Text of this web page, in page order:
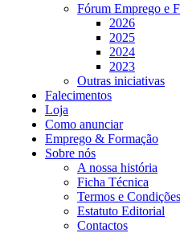
Fórum Emprego e
2026
2025
2024
2023
Outras iniciativas
Falecimentos
Loja
Como anunciar
Emprego & Formação
Sobre nós
A nossa história
Ficha Técnica
Termos e Condições
Estatuto Editorial
Contactos